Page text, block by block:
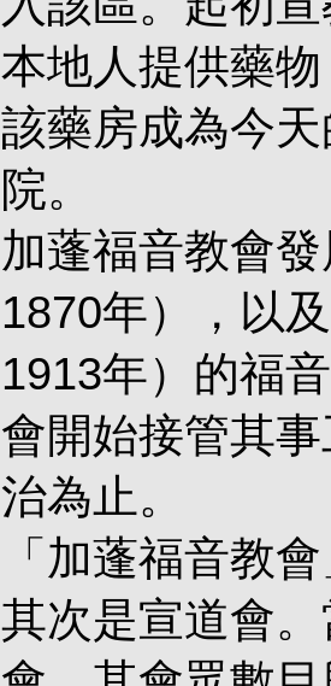
本地人提供藥
該藥房成為今
院。
加蓬福音教會
1870年），以
1913年）的福
會開始接管其
治為止。
「加蓬福音教
其次是宣道會